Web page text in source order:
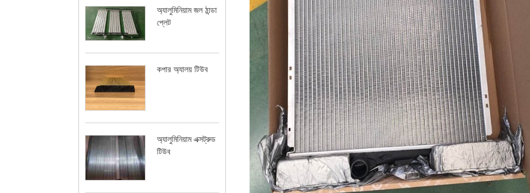
অ্যালুমিনিয়াম জল ঠান্ডা
প্লেট
কপার অ্যালয় টিউব
অ্যালুমিনিয়াম এক্সট্রুড
টিউব